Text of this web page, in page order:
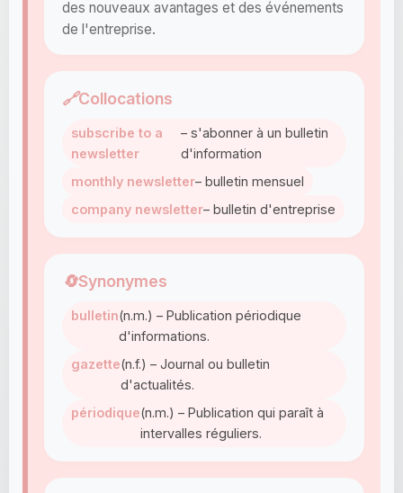
des nouveaux avantages et des événements
de l'entreprise.
🔗Collocations
subscribe to a
newsletter
– s'abonner à un bulletin
d'information
monthly newsletter– bulletin mensuel
company newsletter– bulletin d'entreprise
🔄Synonymes
bulletin(n.m.) – Publication périodique
d'informations.
gazette(n.f.) – Journal ou bulletin
d'actualités.
périodique(n.m.) – Publication qui paraît à
intervalles réguliers.